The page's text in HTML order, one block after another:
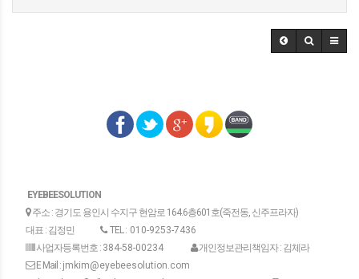
EYEBEESOLUTION
주소 : 경기도 용인시 수지구 현암로 164.6층601호(죽전동, 신주프라자)
대표 : 김정민
TEL : 010-9253-7436
사업자등록번호 : 384-58-00234
개인정보관리책임자 : 김체라
E Mail : jmkim@eyebeesolution.com